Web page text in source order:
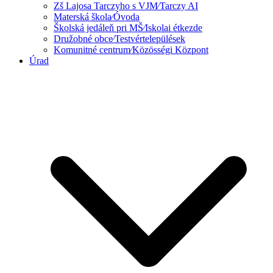
Zš Lajosa Tarczyho s VJM⁄Tarczy AI
Materská škola⁄Óvoda
Školská jedáleň pri MŠ⁄Iskolai étkezde
Družobné obce⁄Testvértelepülések
Komunitné centrum⁄Közösségi Központ
Úrad